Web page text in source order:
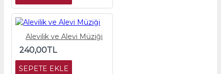
Alevilik ve Alevi Müziği
240,00TL
SEPETE EKLE